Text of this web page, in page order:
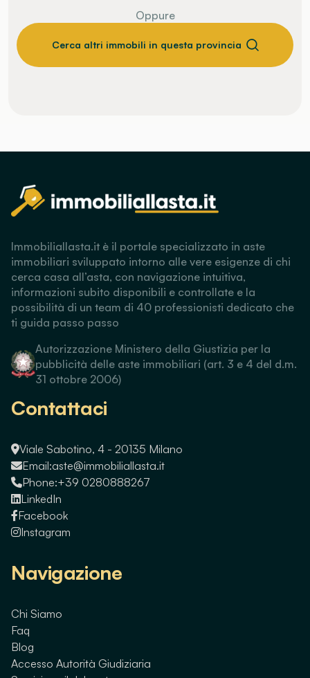
Oppure
Cerca altri immobili in questa provincia
Immobiliallasta.it è il portale specializzato in aste
immobiliari sviluppato intorno alle vere esigenze di chi
cerca casa all’asta, con navigazione intuitiva,
informazioni subito disponibili e controllate e la
possibilità di un team di 40 professionisti dedicato che
ti guida passo passo
Autorizzazione Ministero della Giustizia per la
pubblicità delle aste immobiliari (art. 3 e 4 del d.m.
31 ottobre 2006)
Contattaci
Viale Sabotino, 4 - 20135 Milano
Email:aste@immobiliallasta.it
Phone:+39 0280888267
LinkedIn
Facebook
Instagram
Navigazione
Chi Siamo
Faq
Blog
Accesso Autorità Giudiziaria